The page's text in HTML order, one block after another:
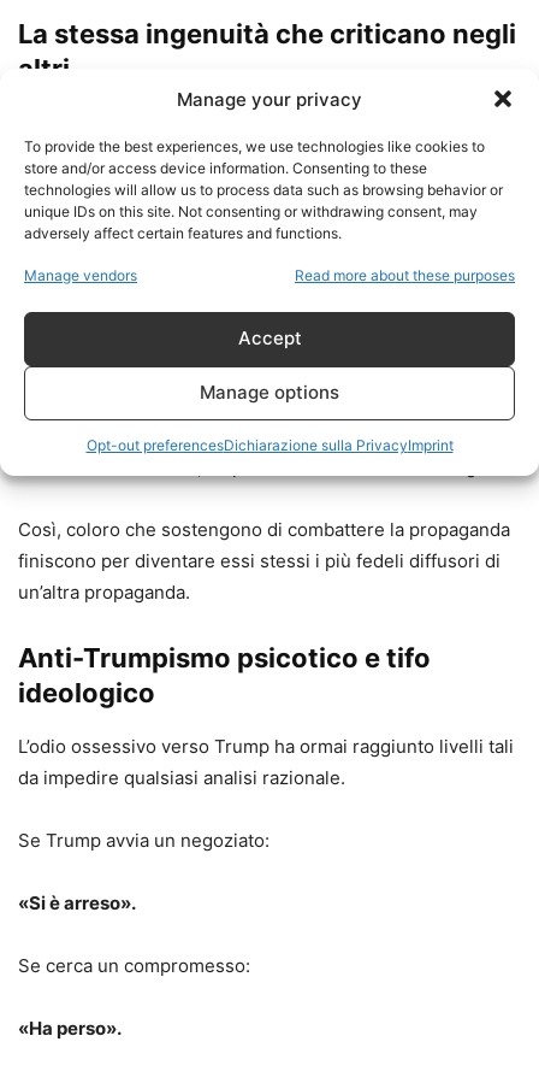
Manage your privacy
To provide the best experiences, we use technologies like cookies to
store and/or access device information. Consenting to these
technologies will allow us to process data such as browsing behavior or
unique IDs on this site. Not consenting or withdrawing consent, may
adversely affect certain features and functions.
Manage vendors Read more about these purposes
Accept
Manage options
Opt-out preferencesDichiarazione sulla PrivacyImprint
La stessa ingenuità che criticano negli
altri
Per anni questi ambienti hanno accusato i media
occidentali di essere “cani da riporto” delle narrative della
NATO, di Washington e dell’establishment.
Poi, non appena una dichiarazione arriva da Teheran,
Mosca o da qualche esponente dell’«Asse della
Resistenza», ogni spirito critico scompare
Così, coloro che sostengono di combattere la propaganda
finiscono per diventare essi stessi i più fedeli diffusori di
un’altra propaganda.
Anti-Trumpismo psicotico e tifo
ideologico
L’odio ossessivo verso Trump ha ormai raggiunto livelli tali
da impedire qualsiasi analisi razionale.
Se Trump avvia un negoziato:
«Si è arreso».
Se cerca un compromesso:
«Ha perso».